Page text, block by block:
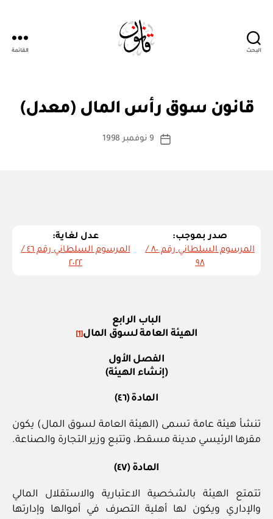
البحث القائمة
التصنيفات
قانون سوق رأس المال (معدل)
كاتب
س
ة
تاريخ
9 نوفمبر 1998
صدر بموجب:
المرسوم السلطاني رقم ٨٠ /
٩٨
عدل لغاية:
المرسوم السلطاني رقم ٤٦ /
٢٠٢٢
الباب الرابع
الهيئة العامة لسوق المال [1]
الفصل الأول
(إنشاء الهيئة)
المادة (٤٦)
تنشأ هيئة عامة تسمى (الهيئة العامة لسوق المال) يكون
مقرها الرئيسي مدينة مسقط، وتتبع وزير التجارة والصناعة.
المادة (٤٧)
تتمتع الهيئة بالشخصية الاعتبارية والاستقلال المالي
والإداري ويكون لها أهلية التصرف في أموالها وإدارتها